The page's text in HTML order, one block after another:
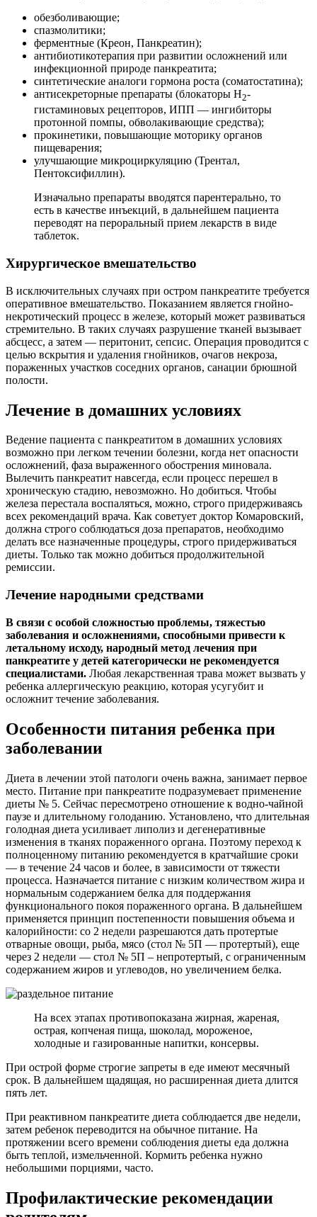
обезболивающие;
спазмолитики;
ферментные (Креон, Панкреатин);
антибиотикотерапия при развитии осложнений или
инфекционной природе панкреатита;
синтетические аналоги гормона роста (соматостатина);
антисекреторные препараты (блокаторы Н2-
гистаминовых рецепторов, ИПП — ингибиторы
протонной помпы, обволакивающие средства);
прокинетики, повышающие моторику органов
пищеварения;
улучшающие микроциркуляцию (Трентал,
Пентоксифиллин).
Изначально препараты вводятся парентерально, то
есть в качестве инъекций, в дальнейшем пациента
переводят на пероральный прием лекарств в виде
таблеток.
Хирургическое вмешательство
В исключительных случаях при остром панкреатите требуется
оперативное вмешательство. Показанием является гнойно-
некротический процесс в железе, который может развиваться
стремительно. В таких случаях разрушение тканей вызывает
абсцесс, а затем — перитонит, сепсис. Операция проводится с
целью вскрытия и удаления гнойников, очагов некроза,
пораженных участков соседних органов, санации брюшной
полости.
Лечение в домашних условиях
Ведение пациента с панкреатитом в домашних условиях
возможно при легком течении болезни, когда нет опасности
осложнений, фаза выраженного обострения миновала.
Вылечить панкреатит навсегда, если процесс перешел в
хроническую стадию, невозможно. Но добиться. Чтобы
железа перестала воспаляться, можно, строго придерживаясь
всех рекомендаций врача. Как советует доктор Комаровский,
должна строго соблюдаться доза препаратов, необходимо
делать все назначенные процедуры, строго придерживаться
диеты. Только так можно добиться продолжительной
ремиссии.
Лечение народными средствами
В связи с особой сложностью проблемы, тяжестью
заболевания и осложнениями, способными привести к
летальному исходу, народный метод лечения при
панкреатите у детей категорически не рекомендуется
специалистами. Любая лекарственная трава может вызвать у
ребенка аллергическую реакцию, которая усугубит и
осложнит течение заболевания.
Особенности питания ребенка при
заболевании
Диета в лечении этой патологи очень важна, занимает первое
место. Питание при панкреатите подразумевает применение
диеты № 5. Сейчас пересмотрено отношение к водно-чайной
паузе и длительному голоданию. Установлено, что длительная
голодная диета усиливает липолиз и дегенеративные
изменения в тканях пораженного органа. Поэтому переход к
полноценному питанию рекомендуется в кратчайшие сроки
— в течение 24 часов и более, в зависимости от тяжести
процесса. Назначается питание с низким количеством жира и
нормальным содержанием белка для поддержания
функционального покоя пораженного органа. В дальнейшем
применяется принцип постепенности повышения объема и
калорийности: со 2 недели разрешаются дать протертые
отварные овощи, рыба, мясо (стол № 5П — протертый), еще
через 2 недели — стол № 5П – непротертый, с ограниченным
содержанием жиров и углеводов, но увеличением белка.
На всех этапах противопоказана жирная, жареная,
острая, копченая пища, шоколад, мороженое,
холодные и газированные напитки, консервы.
При острой форме строгие запреты в еде имеют месячный
срок. В дальнейшем щадящая, но расширенная диета длится
пять лет.
При реактивном панкреатите диета соблюдается две недели,
затем ребенок переводится на обычное питание. На
протяжении всего времени соблюдения диеты еда должна
быть теплой, измельченной. Кормить ребенка нужно
небольшими порциями, часто.
Профилактические рекомендации